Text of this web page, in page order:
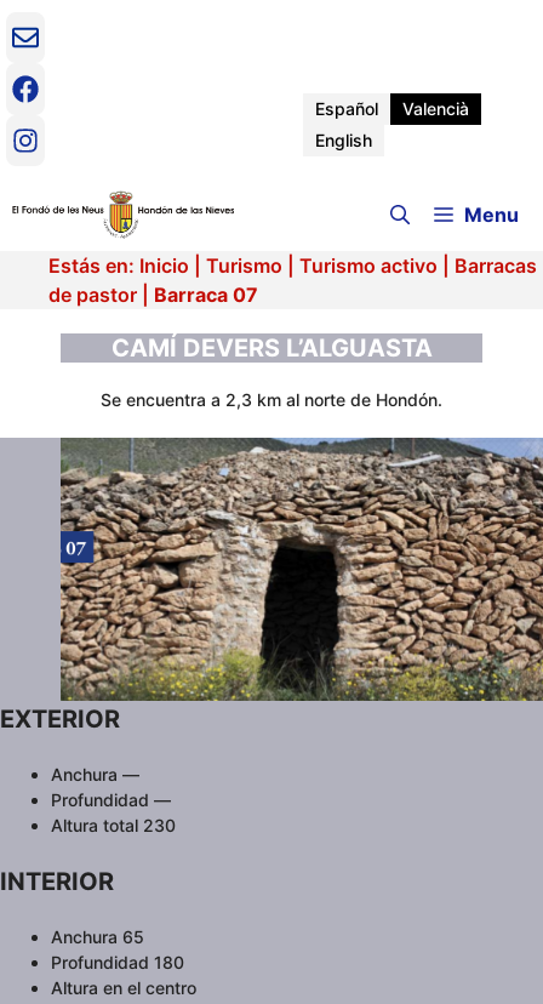
Vés
contingut
Español
Valencià
English
Menu
Estás en: Inicio Turismo Turismo activo
Barracas
de pastor
Barraca 07
CAMÍ DEVERS L’ALGUASTA
Se encuentra a 2,3 km al norte de Hondón.
EXTERIOR
Anchura —
Profundidad —
Altura total 230
INTERIOR
Anchura 65
Profundidad 180
Altura en el centro